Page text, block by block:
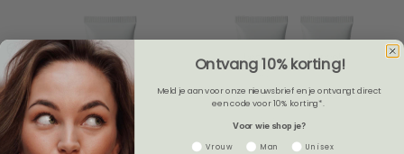
Ontvang 10% korting!
Meld je aan voor onze nieuwsbrief en je ontvangt direct
een code voor 10% korting*.
Voor wie shop je?
Gender
Vrouw Man Unisex